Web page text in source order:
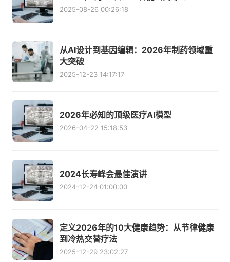
2025-08-26 00:26:18
从AI设计到基因编辑：2026年制药领域重
大突破
2025-12-23 14:17:17
2026年必知的顶级医疗AI模型
2026-04-22 15:18:53
2024长寿峰会最佳演讲
2024-12-24 01:00:00
定义2026年的10大健康趋势：从节律健康
到冷热交替疗法
2025-12-29 23:02:27